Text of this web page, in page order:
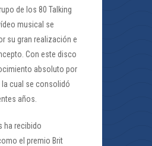
de los 80 Talking
musical se
su gran realización e
Con este disco
absoluto por
cual se consolidó
años.
ha recibido
el premio Brit